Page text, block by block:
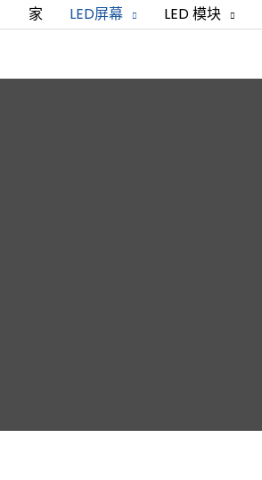
家 LED屏幕 LED 模块